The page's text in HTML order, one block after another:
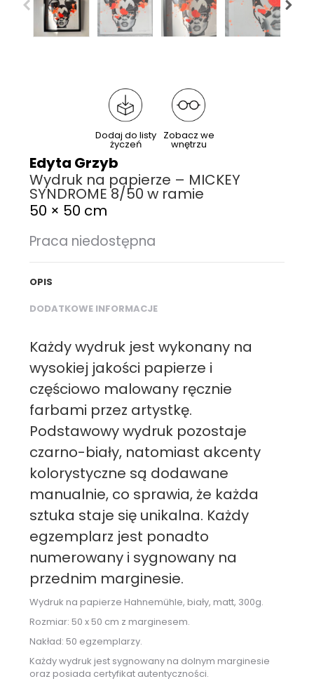
Previous
Dodaj do listy
życzeń
Zobacz we
wnętrzu
Edyta Grzyb
Wydruk na papierze – MICKEY
SYNDROME 8/50 w ramie
50 × 50 cm
Praca niedostępna
OPIS
DODATKOWE INFORMACJE
Każdy wydruk jest wykonany na
wysokiej jakości papierze i
częściowo malowany ręcznie
farbami przez artystkę.
Podstawowy wydruk pozostaje
czarno-biały, natomiast akcenty
kolorystyczne są dodawane
manualnie, co sprawia, że każda
sztuka staje się unikalna. Każdy
egzemplarz jest ponadto
numerowany i sygnowany na
przednim marginesie.
Wydruk na papierze Hahnemühle, biały, matt, 300g.
Rozmiar: 50 x 50 cm z marginesem.
Nakład: 50 egzemplarzy.
Każdy wydruk jest sygnowany na dolnym marginesie
oraz posiada certyfikat autentyczności.